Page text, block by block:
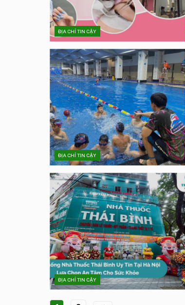
ĐỊA CHỈ TIN CẬY
ĐỊA CHỈ TIN CẬY
ĐỊA CHỈ TIN CẬY